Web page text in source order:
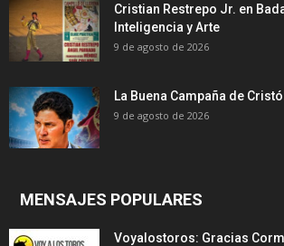
Cristian Restrepo Jr. en
Inteligencia y Arte
9 de agosto de 2026
La Buena Campaña de
9 de agosto de 2026
MENSAJES POPULARES
Voyalostoros: Gracias